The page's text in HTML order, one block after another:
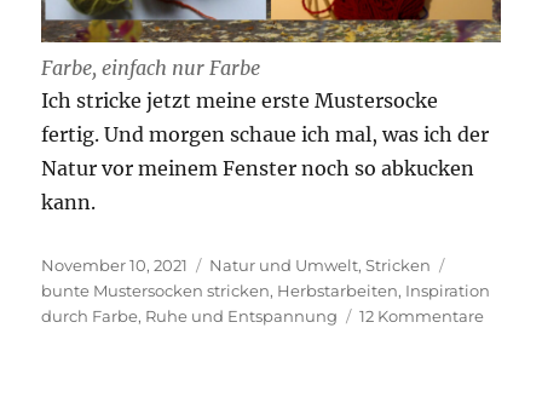
Farbe, einfach nur Farbe
Ich stricke jetzt meine erste Mustersocke
fertig. Und morgen schaue ich mal, was ich der
Natur vor meinem Fenster noch so abkucken
kann.
Veröffentlicht
am
November 10, 2021 Kategorien
Natur und Umwelt,Stricken
bunte Mustersocken stricken, Herbstarbeiten, Inspiration
durch Farbe, Ruhe und Entspannung 12 Kommentarezu